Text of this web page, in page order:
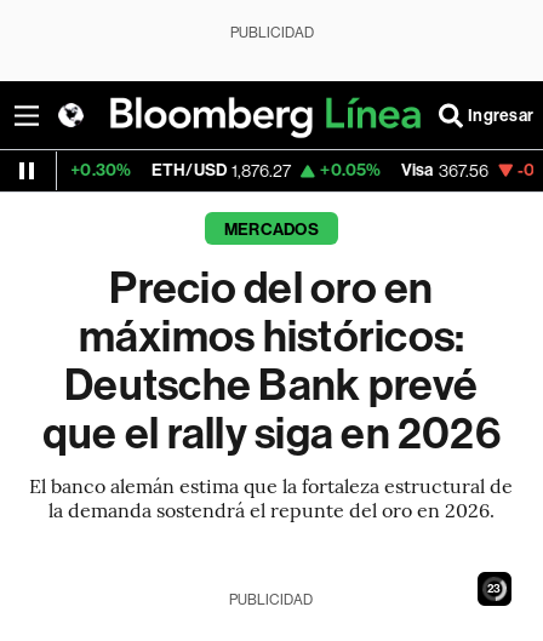
PUBLICIDAD
Ingresar
ETH/USD 1,876.27 +0.05% Visa 367.56 -0.55%
MERCADOS
Precio del oro en
máximos históricos:
Deutsche Bank prevé
que el rally siga en 2026
El banco alemán estima que la fortaleza estructural de
la demanda sostendrá el repunte del oro en 2026.
21
PUBLICIDAD